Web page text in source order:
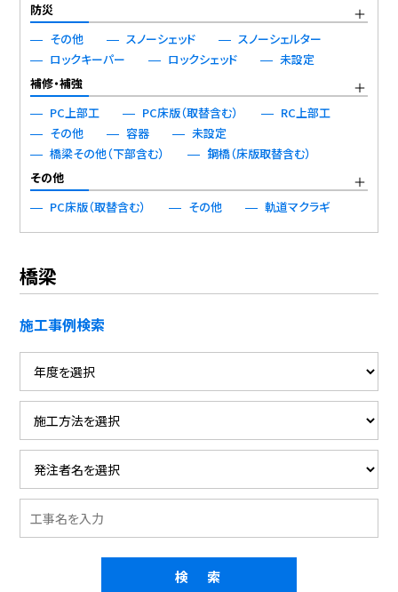
防災
その他
スノーシェッド
スノーシェルター
ロックキーパー
ロックシェッド
未設定
補修・補強
PC上部工
PC床版（取替含む）
RC上部工
その他
容器
未設定
橋梁その他（下部含む）
鋼橋（床版取替含む）
その他
PC床版（取替含む）
その他 軌道マクラギ
橋梁
施工事例検索